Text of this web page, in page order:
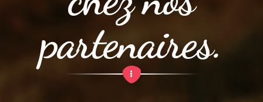
partenaires.